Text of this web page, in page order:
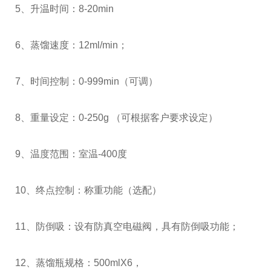
5、升温时间：8-20min
6、蒸馏速度：12ml/min；
7、时间控制：0-999min（可调）
8、重量设定：0-250g （可根据客户要求设定）
9、温度范围：室温-400度
10、终点控制：称重功能（选配）
11、防倒吸：设有防真空电磁阀，具有防倒吸功能；
12、蒸馏瓶规格：500mlX6，